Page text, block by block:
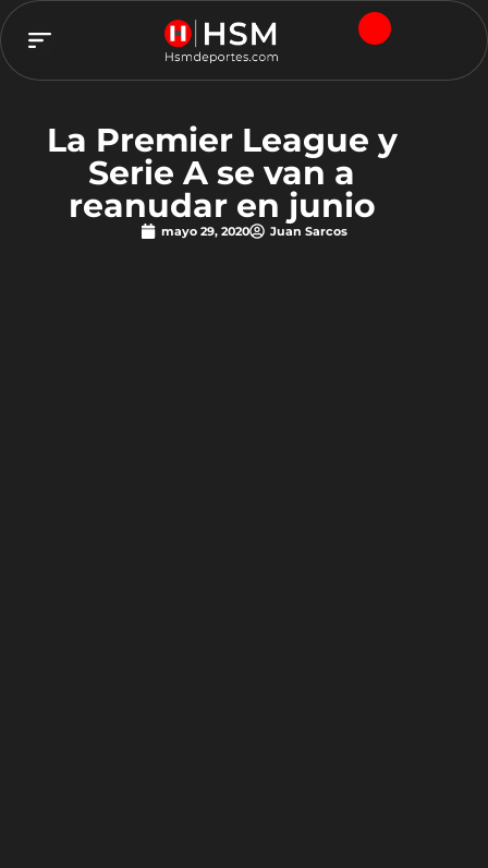
La Premier League y
Serie A se van a
reanudar en junio
mayo 29, 2020 Juan Sarcos